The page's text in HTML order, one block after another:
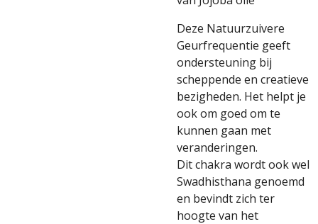
Deze Natuurzuivere
Geurfrequentie geeft
ondersteuning bij
scheppende en creatieve
bezigheden. Het helpt je
ook om goed om te
kunnen gaan met
veranderingen.
Dit chakra wordt ook wel
Swadhisthana genoemd
en bevindt zich ter
hoogte van het